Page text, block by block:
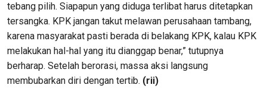
tebang pilih. Siapapun yang diduga terlibat harus ditetapkan
tersangka. KPK jangan takut melawan perusahaan tambang,
karena masyarakat pasti berada di belakang KPK, kalau KPK
melakukan hal-hal yang itu dianggap benar,” tutupnya
berharap. Setelah berorasi, massa aksi langsung
membubarkan diri dengan tertib. (rii)